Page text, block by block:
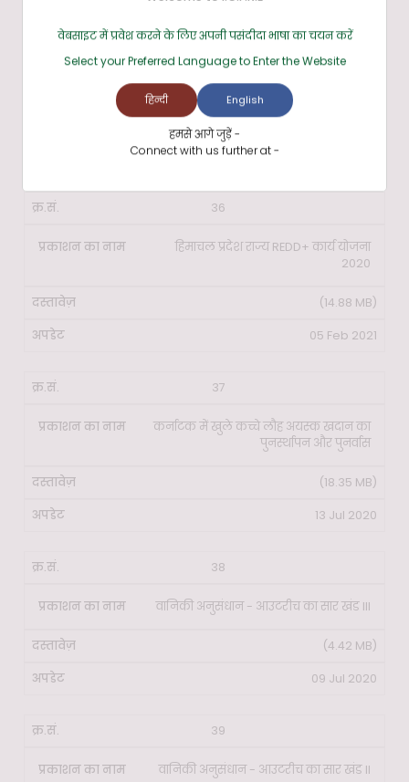
35
हिंदू कुश हिमालय में REDD+ की तैयारी
36
हिमाचल प्रदेश राज्य REDD+ कार्य योजना
2020
(14.88 MB)
05 Feb 2021
37
कर्नाटक में खुले कच्चे लौह अयस्क खदान का
पुनर्स्थापन और पुनर्वास
(18.35 MB)
13 Jul 2020
38
वानिकी अनुसंधान - आउटरीच का सार खंड III
(4.42 MB)
09 Jul 2020
39
वानिकी अनुसंधान - आउटरीच का सार खंड II
वेबसाइट में प्रवेश करने के लिए अपनी पसंदीदा भाषा का चयन करें
Select your Preferred Language to Enter the Website
हिन्दी English
हमसे आगे जुड़ें -
Connect with us further at -